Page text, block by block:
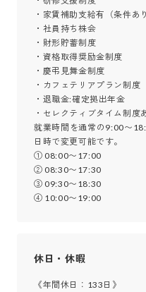
・家賃補助支給有（条件あ
・社員持ち株会
・財形貯蓄制度
・資格取得奨励金制度
・慶弔見舞金制度
・カフェテリアプラン制度
・退職金:確定拠出年金
・セレクティブタイム制度
就業時間を通常の9:00〜
日時で変更可能です。
① 08:00〜17:00
② 08:30〜17:30
③ 09:30〜18:30
④ 10:00〜19:00
休日・休暇
《年間休日：133日》